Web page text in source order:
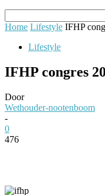
Home Lifestyle IFHP
Lifestyle
IFHP congres
Door
Wethouder-nootenboom
-
0
476